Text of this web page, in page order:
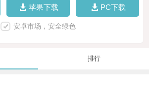
苹果下载 PC下载
安卓市场，安全绿色
排行